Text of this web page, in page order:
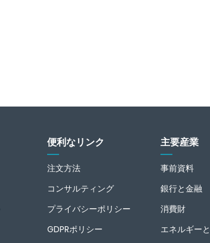
便利なリンク
注文方法
コンサルティング
プライバシーポリシー
GDPRポリシー
主要産業
事前資料
銀行と金融
消費財
エネルギー